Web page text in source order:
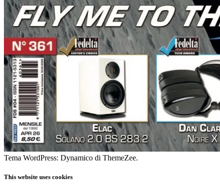
Tema WordPress: Dynamico di ThemeZee.
This website uses cookies